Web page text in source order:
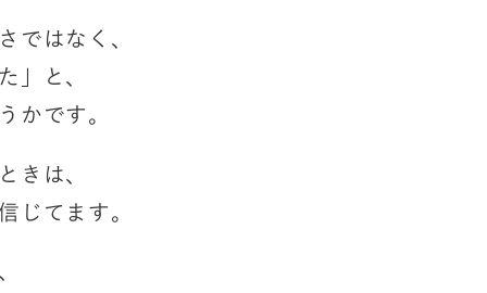
ではなく、
」と、
かです。
きは、
じてます。